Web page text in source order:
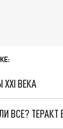
ВЕКА
ВСЕ?